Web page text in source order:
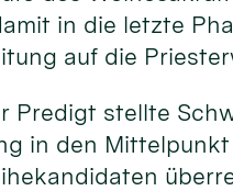
in die letzte
auf die
Predigt stellte
in den